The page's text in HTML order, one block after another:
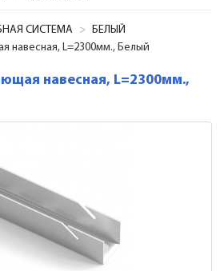
СИСТЕМА
БЕЛЫЙ
навесная, L=2300мм., Белый
навесная, L=2300мм.,